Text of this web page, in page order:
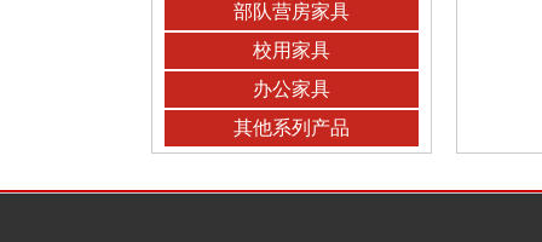
部队营房家具
校用家具
办公家具
其他系列产品